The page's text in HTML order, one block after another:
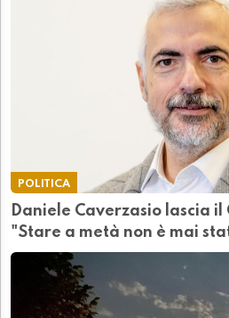
POLITICA
Daniele Caverzasio lascia il
"Stare a metà non è mai